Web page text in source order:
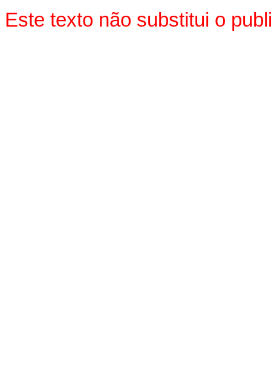
Este texto não substitui o